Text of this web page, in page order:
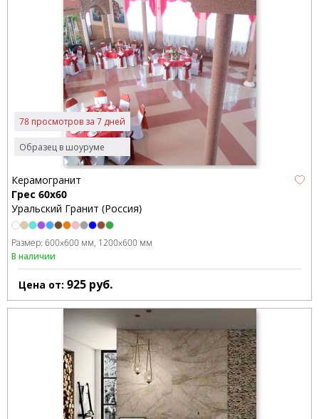
Образец в шоуруме
78 просмотров за 7 дней
Керамогранит
Грес 60х60
Уральский Гранит (Россия)
Размер: 600x600 мм 1200x600 мм
В наличии
Цена от: 925 руб.